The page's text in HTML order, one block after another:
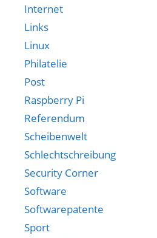
Internet
Links
Linux
Philatelie
Post
Raspberry Pi
Referendum
Scheibenwelt
Schlechtschreibung
Security Corner
Software
Softwarepatente
Sport